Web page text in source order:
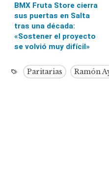
BMX Fruta Store cierra
sus puertas en Salta
tras una década:
«Sostener el proyecto
se volvió muy difícil»
Paritarias Ramón